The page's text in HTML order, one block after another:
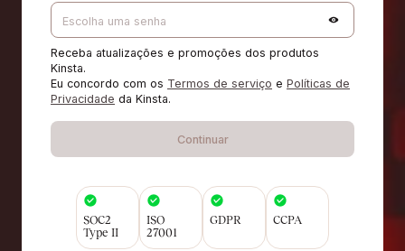
Receba atualizações e promoções dos produtos
Kinsta.
Eu concordo com os Termos de serviço e Políticas de
Privacidade da Kinsta.
Continuar
SOC2
Type II
ISO
27001
GDPR CCPA